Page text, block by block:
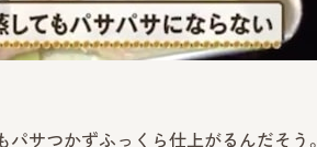
サつかずふっくら仕上がるんだそう。